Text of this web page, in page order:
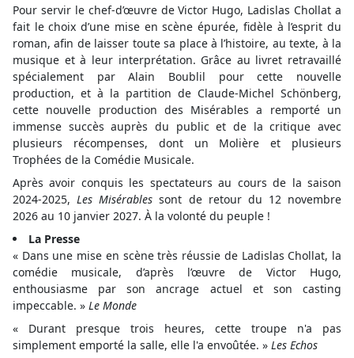
Pour servir le chef-d’œuvre de Victor Hugo, Ladislas Chollat a
fait le choix d’une mise en scène épurée, fidèle à l’esprit du
roman, afin de laisser toute sa place à l’histoire, au texte, à la
musique et à leur interprétation. Grâce au livret retravaillé
spécialement par Alain Boublil pour cette nouvelle
production, et à la partition de Claude-Michel Schönberg,
cette nouvelle production des Misérables a remporté un
immense succès auprès du public et de la critique avec
plusieurs récompenses, dont un Molière et plusieurs
Trophées de la Comédie Musicale.
Après avoir conquis les spectateurs au cours de la saison
2024-2025,Les Misérables sont de retour du 12 novembre
2026 au 10 janvier 2027. À la volonté du peuple !
La Presse
« Dans une mise en scène très réussie de Ladislas Chollat, la
comédie musicale, d’après l’œuvre de Victor Hugo,
enthousiasme par son ancrage actuel et son casting
impeccable. » Le Monde
« Durant presque trois heures, cette troupe n'a pas
simplement emporté la salle, elle l'a envoûtée. » Les Echos